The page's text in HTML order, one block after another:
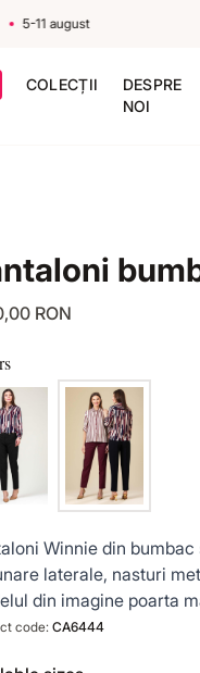
august
COLECȚII
DESPRE
NOI
RON
Winnie din
laterale, nasturi
din imagine poarta
code: CA6444